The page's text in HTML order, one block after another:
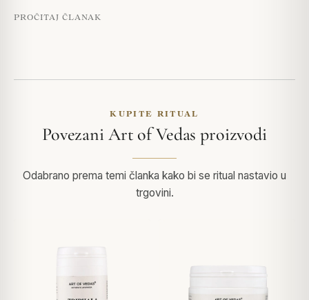
PROČITAJ ČLANAK
KUPITE RITUAL
Povezani Art of Vedas proizvodi
Odabrano prema temi članka kako bi se ritual nastavio u
trgovini.